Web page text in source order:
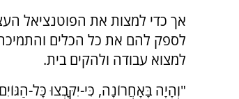
אך כדי למצות את הפוטנציאל
לספק להם את כל הכלים
למצוא עבודה ולהקים בית.
"וְהָיָה בָּאָחֲרוֹנָה, כִּי-יִקָּבְצוּ כָּל-